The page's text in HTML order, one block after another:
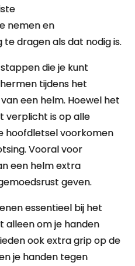
nemen en
dragen als dat nodig is.
die je kunt
tijdens het
een helm. Hoewel het
verplicht is op alle
hoofdletsel voorkomen
Vooral voor
een helm extra
geven.
essentieel bij het
alleen om je handen
ook extra grip op de
je handen tegen